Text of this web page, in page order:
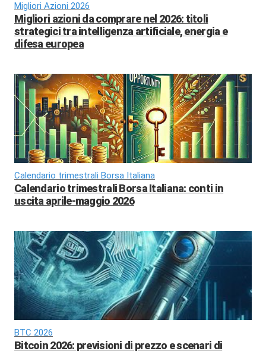
Migliori Azioni 2026
Migliori azioni da comprare nel 2026: titoli
strategici tra intelligenza artificiale, energia e
difesa europea
Calendario trimestrali Borsa Italiana
Calendario trimestrali Borsa Italiana: conti in
uscita aprile-maggio 2026
BTC 2026
Bitcoin 2026: previsioni di prezzo e scenari di